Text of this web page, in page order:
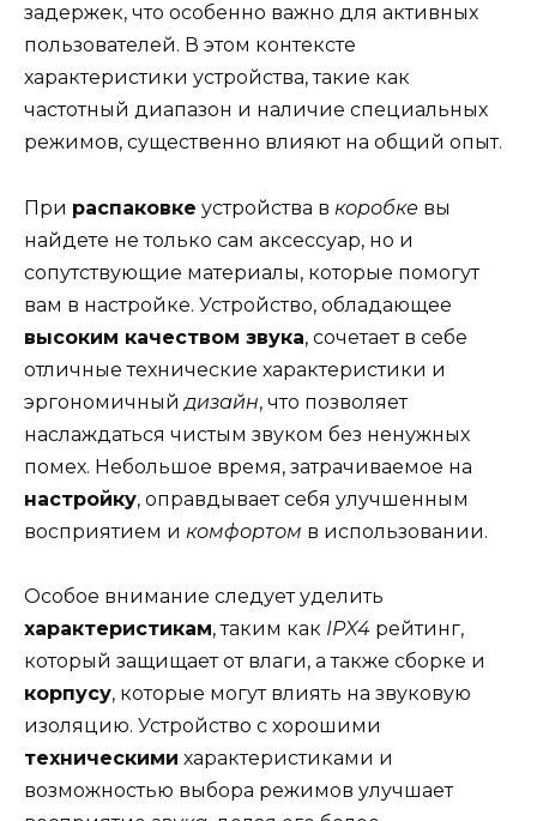
задержек, что особенно важно для активных
пользователей. В этом контексте
характеристики устройства, такие как
частотный диапазон и наличие специальных
режимов, существенно влияют на общий опыт.
При распаковке устройства в коробке вы
найдете не только сам аксессуар, но и
сопутствующие материалы, которые помогут
вам в настройке. Устройство, обладающее
высоким качеством звука, сочетает в себе
отличные технические характеристики и
эргономичный дизайн, что позволяет
наслаждаться чистым звуком без ненужных
помех. Небольшое время, затрачиваемое на
настройку, оправдывает себя улучшенным
восприятием и комфортом в использовании.
Особое внимание следует уделить
характеристикам, таким как IPX4 рейтинг,
который защищает от влаги, а также сборке и
корпусу, которые могут влиять на звуковую
изоляцию. Устройство с хорошими
техническими характеристиками и
возможностью выбора режимов улучшает